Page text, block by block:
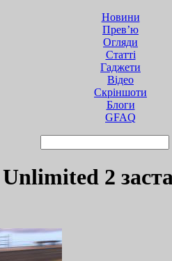
Новини
Прев’ю
Огляди
Статті
Гаджети
Відео
Cкріншоти
Блоги
GFAQ
2